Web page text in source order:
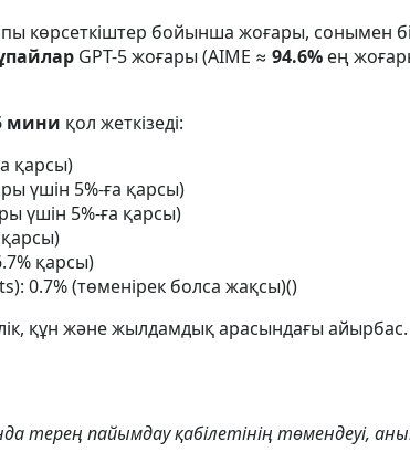
көрсеткіштер бойынша жоғары, сонымен
GPT-5 жоғары (AIME ≈ 94.6% ең
мини қол жеткізеді:
қарсы)
үшін 5%-ға қарсы)
үшін 5%-ға қарсы)
қарсы)
0.7% (төменірек болса жақсы)()
құн және жылдамдық арасындағы айырбас.
терең пайымдау қабілетінің төмендеуі,